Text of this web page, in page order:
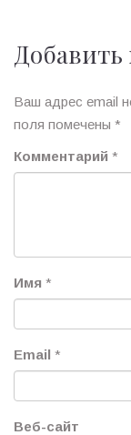
Ваш адрес email
поля помечены *
Комментарий *
Имя *
Email *
Веб-сайт